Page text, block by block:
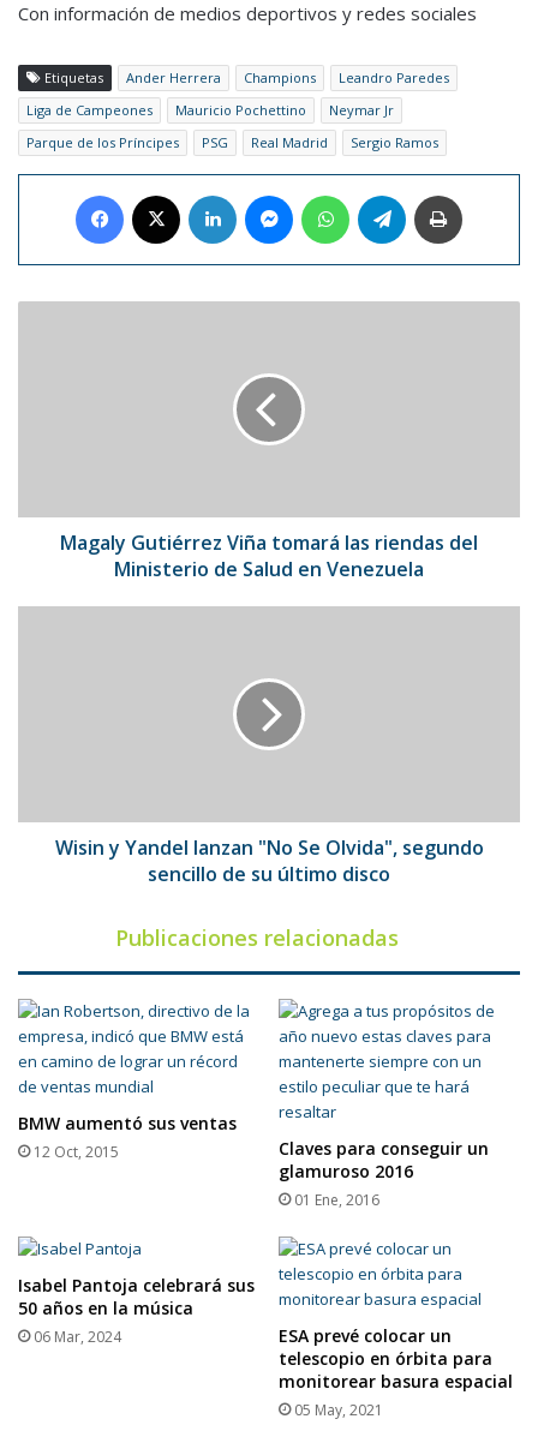
Con información de medios deportivos y redes sociales
Etiquetas Ander Herrera Champions
Leandro Paredes
Liga de Campeones
Mauricio Pochettino
Neymar Jr
Parque de los Príncipes
PSG Real Madrid Sergio Ramos
Facebook LinkedIn MessengerWhatsAppTelegram
de
Magaly Gutiérrez Viña tomará las riendas del
Ministerio de Salud en Venezuela
sencillo
Wisin y Yandel lanzan "No Se Olvida", segundo
sencillo de su último disco
Publicaciones relacionadas
BMW aumentó sus ventas
12 Oct, 2015
Claves para conseguir un
glamuroso 2016
01 Ene, 2016
Isabel Pantoja celebrará sus
50 años en la música
06 Mar, 2024
ESA prevé colocar un
telescopio en órbita para
monitorear basura espacial
05 May, 2021